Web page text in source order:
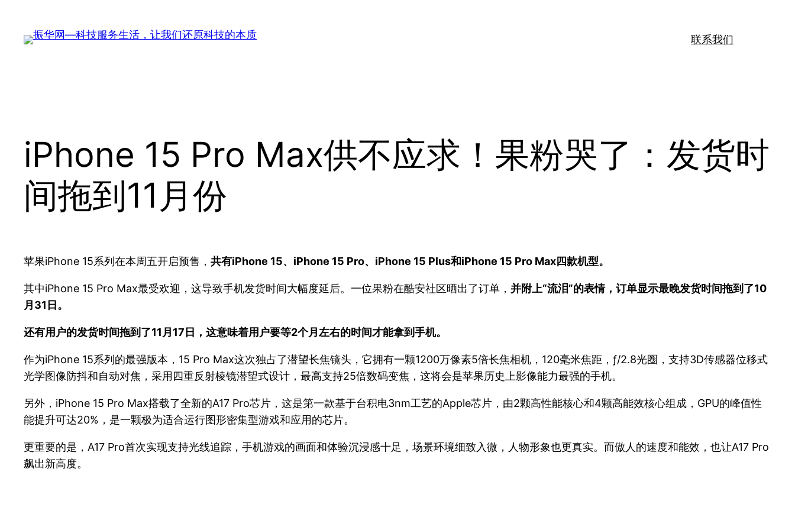
联系我们
iPhone 15 Pro Max供不应求！果粉哭了：发货时
间拖到11月份
苹果iPhone 15系列在本周五开启预售， 共有iPhone 15、iPhone 15 Pro、iPhone 15 Plus和iPhone 15 Pro Max四款机型。
其中iPhone 15 Pro Max最受欢迎，这导致手机发货时间大幅度延后。一位果粉在酷安社区晒出了订单， 并附上“流泪”的表情，订单显示最晚发货时间拖到了10
月31日。
还有用户的发货时间拖到了11月17日，这意味着用户要等2个月左右的时间才能拿到手机。
作为iPhone 15系列的最强版本，15 Pro Max这次独占了潜望长焦镜头，它拥有一颗1200万像素5倍长焦相机，120毫米焦距，ƒ/2.8光圈，支持3D传感器位移式
光学图像防抖和自动对焦，采用四重反射棱镜潜望式设计，最高支持25倍数码变焦，这将会是苹果历史上影像能力最强的手机。
另外，iPhone 15 Pro Max搭载了全新的A17 Pro芯片，这是第一款基于台积电3nm工艺的Apple芯片，由2颗高性能核心和4颗高能效核心组成，GPU的峰值性
能提升可达20%，是一颗极为适合运行图形密集型游戏和应用的芯片。
更重要的是，A17 Pro首次实现支持光线追踪，手机游戏的画面和体验沉浸感十足，场景环境细致入微，人物形象也更真实。而傲人的速度和能效，也让A17 Pro
飙出新高度。